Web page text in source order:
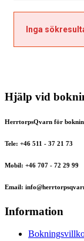
Inga
Hjälp vid
HerrtorpsQvarn för
Tele: +46 511 - 37 21 73
Mobil: +46 707 - 72 29 99
Email:
Information